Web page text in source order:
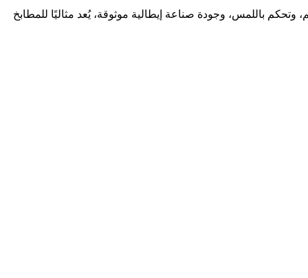
عن سطح كهربائي بلت ان يجمع بين التصميم الذكي والأداء الفعّال، فإن هذا الجهاز من كاندي يلبّي تطلعاتك بدقة. بمقاس 60 سم، وتحكم باللمس، وجودة صناعة إيطالية موثوقة، يُعد مثاليًا للمطابخ